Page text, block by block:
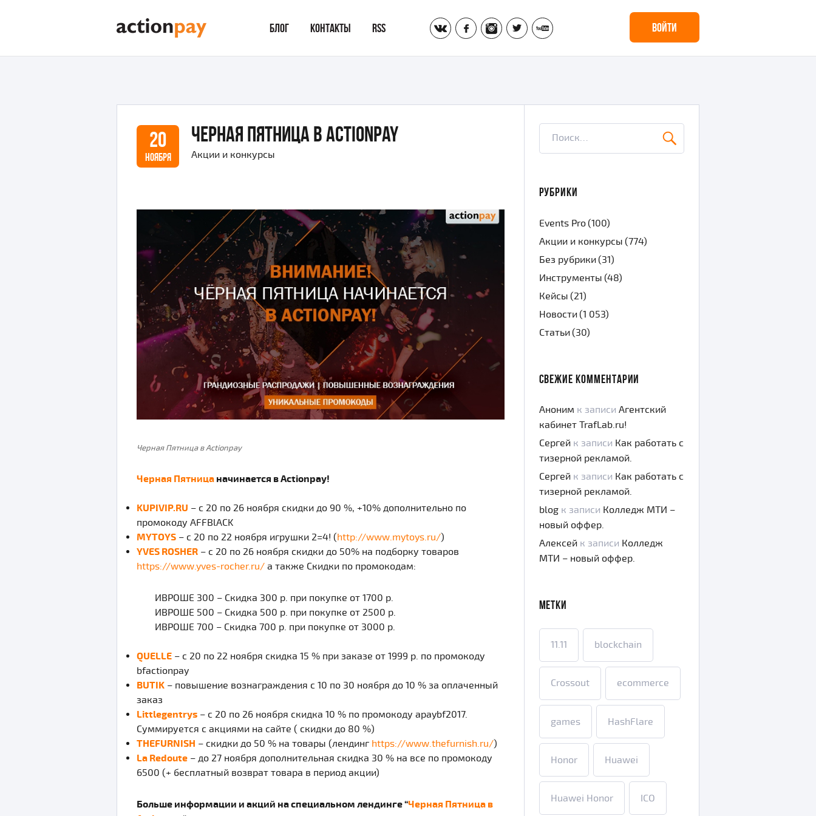
БЛОГ КОНТАКТЫ RSS vk fb inst tw yt Войти
20
НОЯБРЯ
Черная Пятница в Actionpay
Акции и конкурсы
Черная Пятница в Actionpay
Черная Пятница начинается в Actionpay!
KUPIVIP.RU – с 20 по 26 ноября скидки до 90 %, +10% дополнительно по
промокоду AFFBlACK
MYTOYS – с 20 по 22 ноября игрушки 2=4! (http://www.mytoys.ru/)
YVES ROSHER – с 20 по 26 ноября скидки до 50% на подборку товаров
https://www.yves-rocher.ru/ а также Скидки по промокодам:
ИВРОШЕ 300 – Скидка 300 р. при покупке от 1700 р.
ИВРОШЕ 500 – Скидка 500 р. при покупке от 2500 р.
ИВРОШЕ 700 – Скидка 700 р. при покупке от 3000 р.
QUELLE – с 20 по 22 ноября скидка 15 % при заказе от 1999 р. по промокоду
bfactionpay
BUTIK – повышение вознаграждения с 10 по 30 ноября до 10 % за оплаченный
заказ
Littlegentrys – с 20 по 26 ноября скидка 10 % по промокоду apaybf2017.
Суммируется с акциями на сайте ( скидки до 80 %)
THEFURNISH – скидки до 50 % на товары (лендинг https://www.thefurnish.ru/)
La Redoute – до 27 ноября дополнительная скидка 30 % на все по промокоду
6500 (+ бесплатный возврат товара в период акции)
Больше информации и акций на специальном лендинге “Черная Пятница в
РУБРИКИ
Events Pro(100)
Акции и конкурсы (774)
Без рубрики(31)
Инструменты (48)
Кейсы (21)
Новости(1 053)
Статьи(30)
СВЕЖИЕ КОММЕНТАРИИ
Аноним к записи Агентский
кабинет TrafLab.ru!
Сергейк записи Как работать с
тизерной рекламой.
Сергейк записи Как работать с
тизерной рекламой.
blogк записи Колледж МТИ –
новый оффер.
Алексейк записи Колледж
МТИ – новый оффер.
МЕТКИ
11.11 blockchain
Crossout ecommerce
games HashFlare
Honor Huawei
Huawei Honor ICO